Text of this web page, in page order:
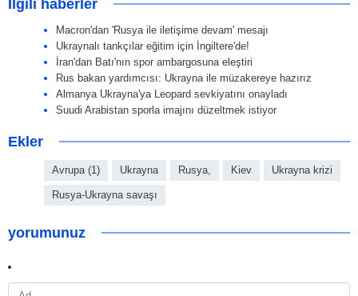
İlgili haberler
Macron'dan 'Rusya ile iletişime devam' mesajı
Ukraynalı tankçılar eğitim için İngiltere'de!
İran'dan Batı'nın spor ambargosuna eleştiri
Rus bakan yardımcısı: Ukrayna ile müzakereye hazırız
Almanya Ukrayna'ya Leopard sevkiyatını onayladı
Suudi Arabistan sporla imajını düzeltmek istiyor
Ekler
Avrupa (1) Ukrayna Rusya, Kiev Ukrayna krizi
Rusya-Ukrayna savaşı
yorumunuz